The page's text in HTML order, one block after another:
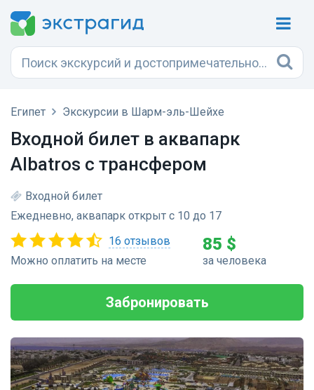
Египет Экскурсии в Шарм-эль-Шейхе
Входной билет в аквапарк
Albatros с трансфером
Входной билет
Ежедневно, аквапарк открыт с 10 до 17
16 отзывов
Можно оплатить на месте
85 $
за человека
Забронировать